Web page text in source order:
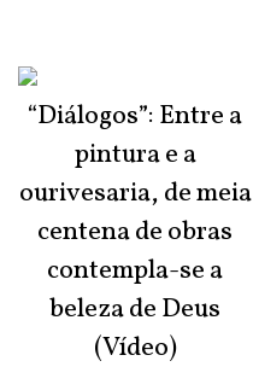
“Diálogos”: Entre a
pintura e a
ourivesaria, de meia
centena de obras
contempla-se a
beleza de Deus
(Vídeo)